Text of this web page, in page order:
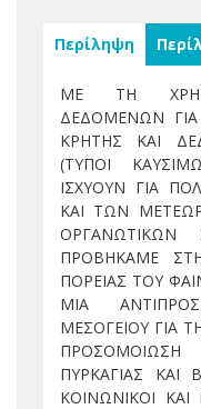
Περίληψη
ΜΕ ΤΗ
ΔΕΔΟΜΕΝΩΝ ΓΙΑ
ΚΡΗΤΗΣ ΚΑΙ
(ΤΥΠΟΙ
ΙΣΧΥΟΥΝ ΓΙΑ
ΚΑΙ ΤΩΝ
ΠΡΟΒΗΚΑΜΕ
ΠΟΡΕΙΑΣ ΤΟΥ
ΜΙΑ
ΜΕΣΟΓΕΙΟΥ ΓΙΑ
ΠΥΡΚΑΓΙΑΣ ΚΑΙ
ΚΟΙΝΩΝΙΚΟΙ ΚΑΙ